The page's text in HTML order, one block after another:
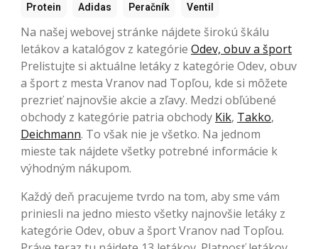
Protein Adidas Peračník Ventil
Na našej webovej stránke nájdete širokú škálu
letákov a katalógov z kategórie Odev, obuv a šport
Prelistujte si aktuálne letáky z kategórie Odev, obuv
a šport z mesta Vranov nad Topľou, kde si môžete
prezrieť najnovšie akcie a zľavy. Medzi obľúbené
obchody z kategórie patria obchody Kik, Takko,
Deichmann. To však nie je všetko. Na jednom
mieste tak nájdete všetky potrebné informácie k
výhodným nákupom.
Každý deň pracujeme tvrdo na tom, aby sme vám
priniesli na jedno miesto všetky najnovšie letáky z
kategórie Odev, obuv a šport Vranov nad Topľou.